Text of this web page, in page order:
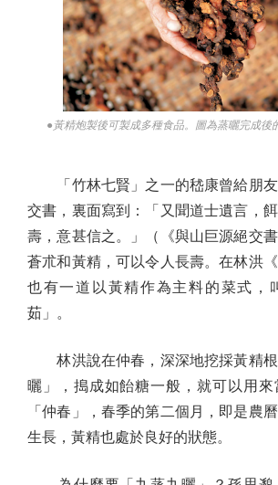
●黃精炮製後可製成多種食品。圖為蒸曬完成後
「竹林七賢」之一的嵇康曾給朋友
交書，裏面寫到：「又聞道士遺言，
壽，意甚信之。」（《與山巨源絕交
蒼朮和黃精，可以令人長壽。在林洪
也有一道以黃精作為主料的菜式，
茹」。
林洪說在仲春，深深地挖採黃精根
曬」，搗成如飴糖一般，就可以用來
「仲春」，春季的第二個月，即是農
生長，黃精也處於良好的狀態。